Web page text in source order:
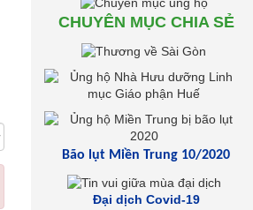
CHUYÊN MỤC CHIA SẺ
Bão lụt Miền Trung 10/2020
Đại dịch Covid-19